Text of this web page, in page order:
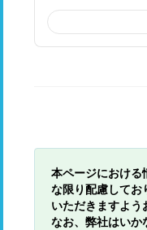
本ページにおける
な限り配慮してお
いただきますよう
なお、弊社はいか